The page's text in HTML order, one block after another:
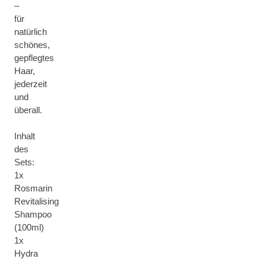
–
für
natürlich
schönes,
gepflegtes
Haar,
jederzeit
und
überall.
Inhalt
des
Sets:
1x
Rosmarin
Revitalising
Shampoo
(100ml)
1x
Hydra